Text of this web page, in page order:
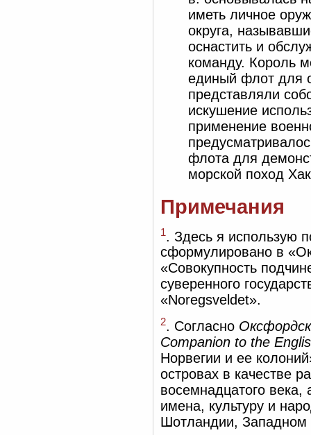
иметь личное
округа,
оснастить и
команду. Король
единый флот для
представляли
искушение
применение
флота для
морской поход
Примечания
1
. Здесь я использую
сформулировано в
«Совокупность
суверенного
«Noregsveldet».
2. Согласно
Companion to the
Норвегии и ее
островах в качестве
восемнадцатого
имена, культуру и
Шотландии, Западном